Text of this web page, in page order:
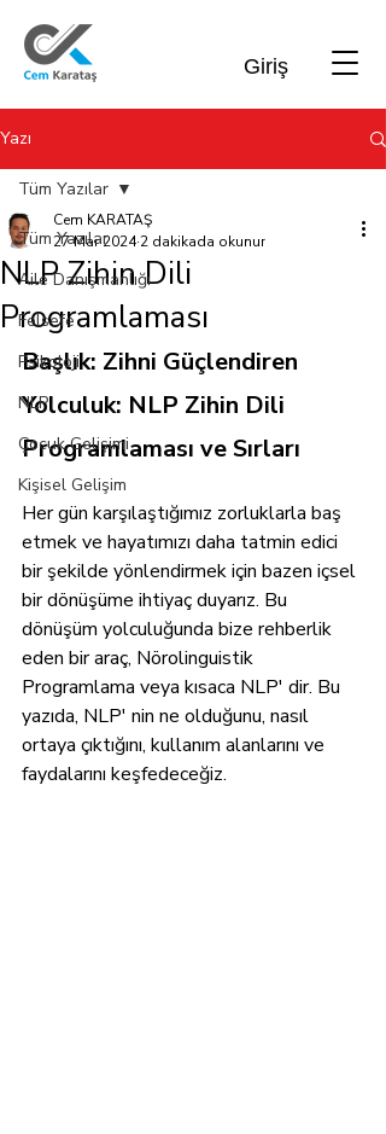
Giriş
Yazı
Tüm Yazılar
Aile Danışmanlığı
Felsefe
Psikoloji
NLP
Çocuk Gelişimi
Kişisel Gelişim
Tüm Yazılar
NLP Zihin Dili
Programlaması
Cem KARATAŞ
27 Mar 20242 dakikada okunur
Başlık: Zihni Güçlendiren
Yolculuk: NLP Zihin Dili
Programlaması ve Sırları
Her gün karşılaştığımız zorluklarla baş
etmek ve hayatımızı daha tatmin edici
bir şekilde yönlendirmek için bazen içsel
bir dönüşüme ihtiyaç duyarız. Bu
dönüşüm yolculuğunda bize rehberlik
eden bir araç, Nörolinguistik
Programlama veya kısaca NLP' dir. Bu
yazıda, NLP' nin ne olduğunu, nasıl
ortaya çıktığını, kullanım alanlarını ve
faydalarını keşfedeceğiz.